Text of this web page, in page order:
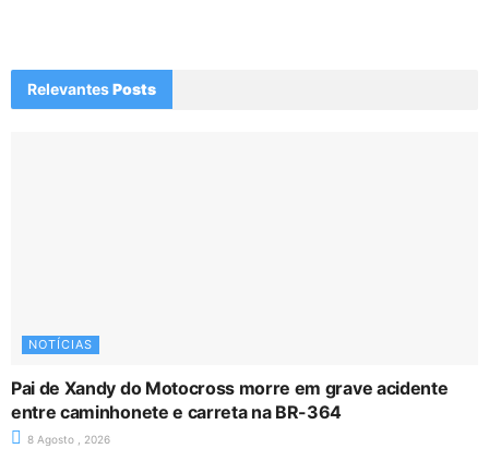
RelevantesPosts
NOTÍCIAS
Pai de Xandy do Motocross morre em grave acidente
entre caminhonete e carreta na BR-364
8 Agosto , 2026